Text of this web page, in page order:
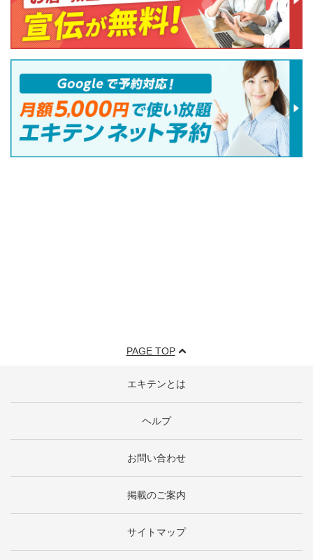
PAGE TOP
エキテンとは
ヘルプ
お問い合わせ
掲載のご案内
サイトマップ